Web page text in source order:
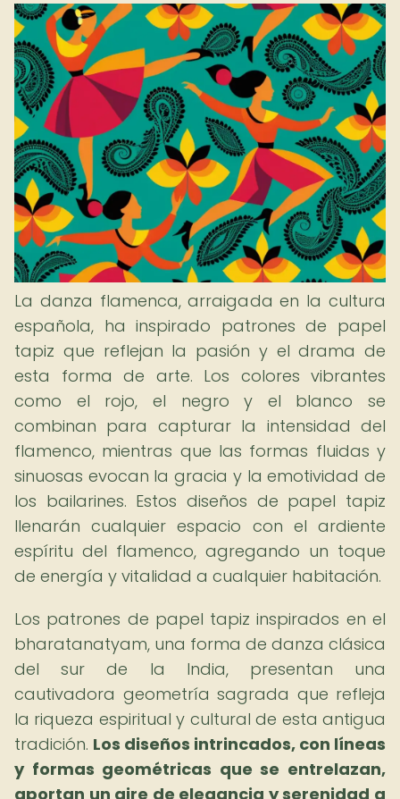
La danza flamenca, arraigada en la cultura
española, ha inspirado patrones de papel
tapiz que reflejan la pasión y el drama de
esta forma de arte. Los colores vibrantes
como el rojo, el negro y el blanco se
combinan para capturar la intensidad del
flamenco, mientras que las formas fluidas y
sinuosas evocan la gracia y la emotividad de
los bailarines. Estos diseños de papel tapiz
llenarán cualquier espacio con el ardiente
espíritu del flamenco, agregando un toque
de energía y vitalidad a cualquier habitación.
Los patrones de papel tapiz inspirados en el
bharatanatyam, una forma de danza clásica
del sur de la India, presentan una
cautivadora geometría sagrada que refleja
la riqueza espiritual y cultural de esta antigua
tradición. Los diseños intrincados, con líneas
y formas geométricas que se entrelazan,
aportan un aire de elegancia y serenidad a